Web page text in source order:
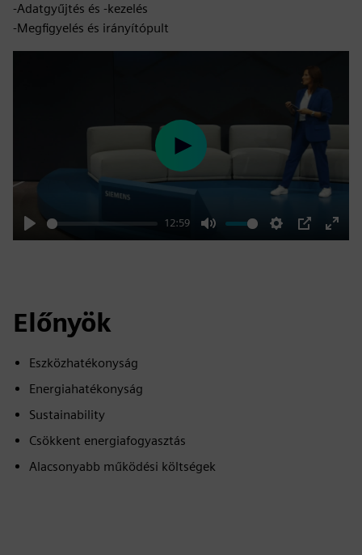
-Adatgyűjtés és -kezelés
-Megfigyelés és irányítópult
Play
12:59
Mute Settings
PIP
Enter
Play
Előnyök
Eszközhatékonyság
Energiahatékonyság
Sustainability
Csökkent energiafogyasztás
Alacsonyabb működési költségek